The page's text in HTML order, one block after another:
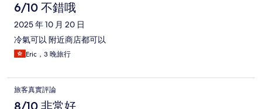
6/10 不錯哦
2025 年 10 月 20 日
冷氣可以 附近商店都可以
Eric，3 晚旅行
旅客真實評論